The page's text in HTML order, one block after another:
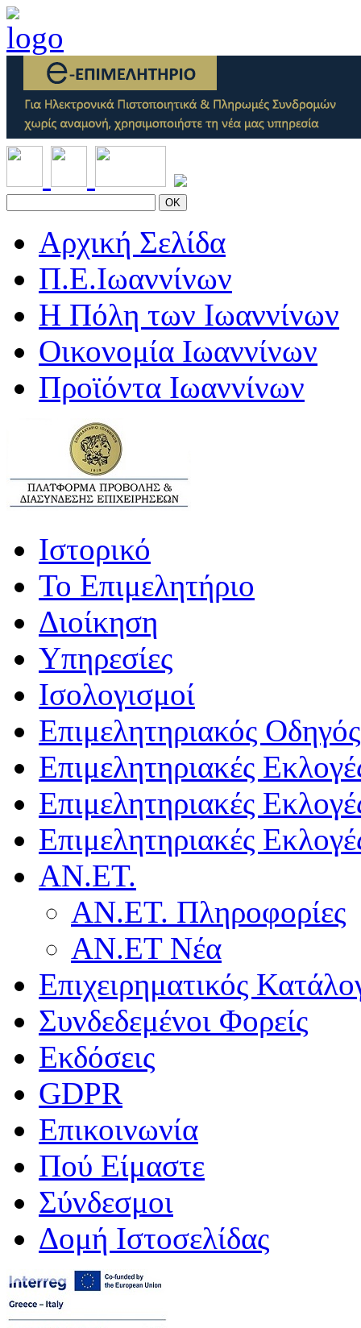
OK
Αρχική Σελίδα
Π.Ε.Ιωαννίνων
Η Πόλη των Ιωαννίνων
Οικονομία Ιωαννίνων
Προϊόντα Ιωαννίνων
Ιστορικό
Το Επιμελητήριο
Διοίκηση
Υπηρεσίες
Ισολογισμοί
Επιμελητηριακός Οδηγός
Επιμελητηριακές
Επιμελητηριακές
Επιμελητηριακές
ΑΝ.ΕΤ.
ΑΝ.ΕΤ. Πληροφορίες
ΑΝ.ΕΤ Νέα
Επιχειρηματικός
Συνδεδεμένοι Φορείς
Εκδόσεις
GDPR
Επικοινωνία
Πού Είμαστε
Σύνδεσμοι
Δομή Ιστοσελίδας